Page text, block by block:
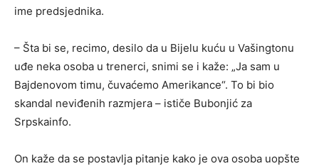
ime predsjednika.
– Šta bi se, recimo, desilo da u Bijelu kuću u Vašingtonu
uđe neka osoba u trenerci, snimi se i kaže: „Ja sam u
Bajdenovom timu, čuvaćemo Amerikance“. To bi bio
skandal neviđenih razmjera – ističe Bubonjić za
Srpskainfo.
On kaže da se postavlja pitanje kako je ova osoba uopšte